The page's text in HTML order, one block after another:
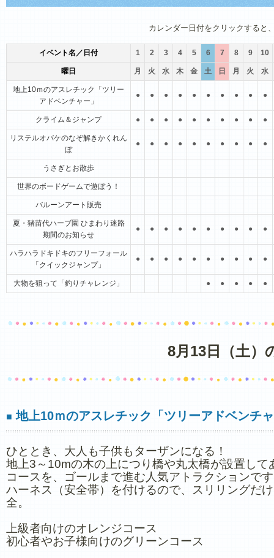
カレンダー日付をクリックすると
イベント名／日付 1 2 3 4 5 6 7 8 9 10
曜日 月 火 水 木 金 土 日 月 火 水
地上10ｍのアスレチック「ツリー
アドベンチャー」
● ● ● ● ● ● ● ● ● ●
クライム＆ジャンプ ● ● ● ● ● ● ● ● ● ●
リステルオバケのなぞ解きかくれん
ぼ
● ● ● ● ● ● ● ● ● ●
うさぎとお散歩
世界のボードゲームで遊ぼう！
バルーンアート販売
夏・猪苗代ハーブ園 ひまわり迷路
期間のお知らせ
● ● ● ● ● ● ● ● ● ●
ハラハラドキドキのフリーフォール
「クイックジャンプ」
● ● ● ● ● ● ● ● ● ●
大物を狙って「釣りチャレンジ」 ● ● ● ● ●
8月13日（土）
■ 地上10ｍのアスレチック「ツリーアドベンチ
ひととき、大人も子供もターザンになる！
地上3～10mの木の上につり橋や丸太橋が設置して
コースを、ゴールまで進む人気アトラクションで
ハーネス（安全帯）を付けるので、スリリングだ
全。
上級者向けのオレンジコース
初心者やお子様向けのグリーンコース